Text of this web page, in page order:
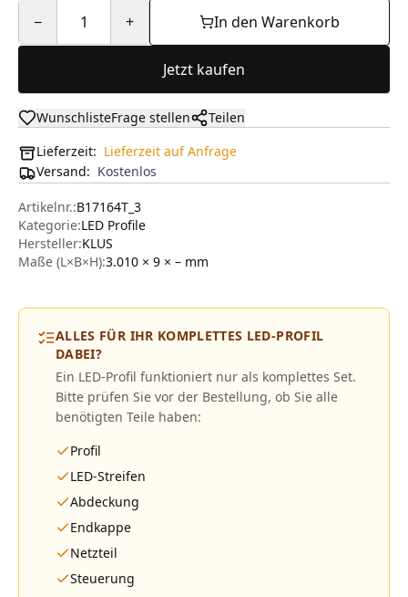
− 1 + In den Warenkorb
Jetzt kaufen
WunschlisteFrage stellen
Teilen
Lieferzeit: Lieferzeit auf Anfrage
Versand: Kostenlos
Artikelnr.:B17164T_3
Kategorie:LED Profile
Hersteller:KLUS
Maße (L×B×H):3.010 × 9 × – mm
ALLES FÜR IHR KOMPLETTES LED-PROFIL
DABEI?
Ein LED-Profil funktioniert nur als komplettes Set.
Bitte prüfen Sie vor der Bestellung, ob Sie alle
benötigten Teile haben:
Profil
LED-Streifen
Abdeckung
Endkappe
Netzteil
Steuerung